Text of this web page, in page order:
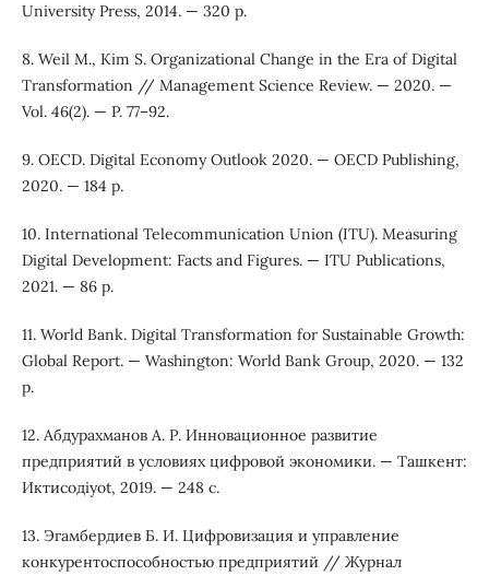
University Press, 2014. — 320 p.
8. Weil M., Kim S. Organizational Change in the Era of Digital
Transformation // Management Science Review. — 2020. —
Vol. 46(2). — P. 77–92.
9. OECD. Digital Economy Outlook 2020. — OECD Publishing,
2020. — 184 p.
10. International Telecommunication Union (ITU). Measuring
Digital Development: Facts and Figures. — ITU Publications,
2021. — 86 p.
11. World Bank. Digital Transformation for Sustainable Growth:
Global Report. — Washington: World Bank Group, 2020. — 132
p.
12. Абдурахманов А. Р. Инновационное развитие
предприятий в условиях цифровой экономики. — Ташкент:
Иктисодiyot, 2019. — 248 с.
13. Эгамбердиев Б. И. Цифровизация и управление
конкурентоспособностью предприятий // Журнал